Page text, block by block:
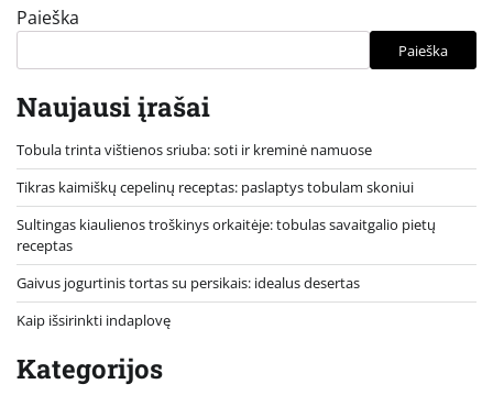
Paieška
Paieška
Naujausi įrašai
Tobula trinta vištienos sriuba: soti ir kreminė namuose
Tikras kaimiškų cepelinų receptas: paslaptys tobulam skoniui
Sultingas kiaulienos troškinys orkaitėje: tobulas savaitgalio pietų
receptas
Gaivus jogurtinis tortas su persikais: idealus desertas
Kaip išsirinkti indaplovę
Kategorijos